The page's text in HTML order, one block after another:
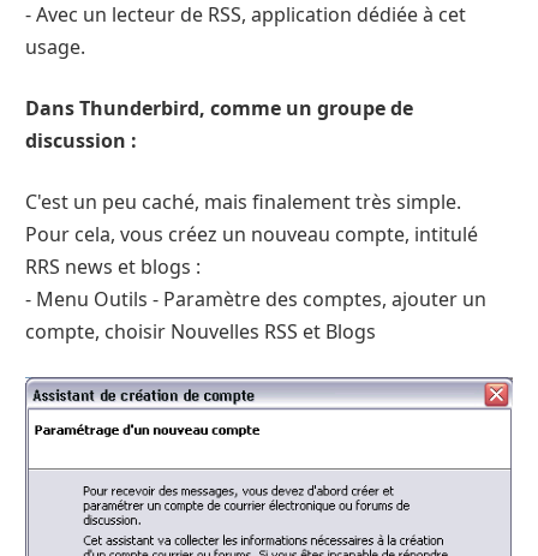
- Avec un lecteur de RSS, application dédiée à cet
usage.
Dans Thunderbird, comme un groupe de
discussion :
C'est un peu caché, mais finalement très simple.
Pour cela, vous créez un nouveau compte, intitulé
RRS news et blogs :
- Menu Outils - Paramètre des comptes, ajouter un
compte, choisir Nouvelles RSS et Blogs